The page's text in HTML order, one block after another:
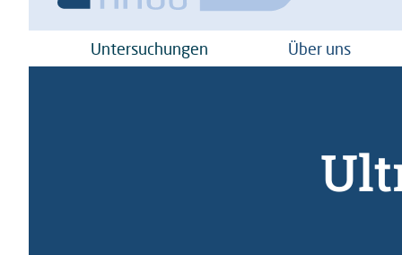
Untersuchungen Über uns